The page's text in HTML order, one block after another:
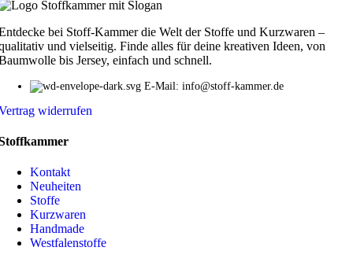
bei Stoff-Kammer die Welt der Stoffe und Kurzwaren –
und vielseitig. Finde alles für deine kreativen Ideen, von
bis Jersey, einfach und schnell.
E-Mail: info@stoff-kammer.de
widerrufen
Kontakt
Neuheiten
Stoffe
Kurzwaren
Handmade
Westfalenstoffe